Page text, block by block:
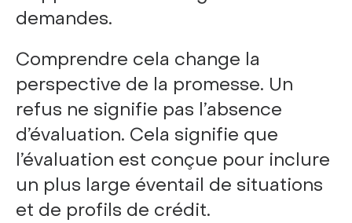
demandes.
Comprendre cela change la
perspective de la promesse. Un
refus ne signifie pas l’absence
d’évaluation. Cela signifie que
l’évaluation est conçue pour inclure
un plus large éventail de situations
et de profils de crédit.